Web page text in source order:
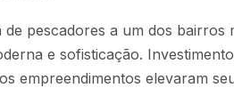
pescadores a um dos bairros
e sofisticação.
empreendimentos elevaram